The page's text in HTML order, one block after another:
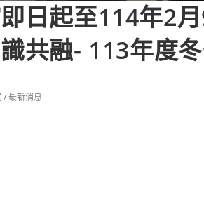
日起至114年2
共融- 113年度
/最新消息